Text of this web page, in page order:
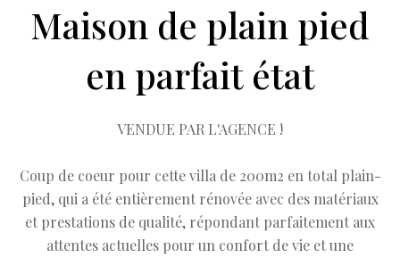
Maison de plain pied
en parfait état
VENDUE PAR L'AGENCE !
Coup de coeur pour cette villa de 200m2 en total plain-
pied, qui a été entièrement rénovée avec des matériaux
et prestations de qualité, répondant parfaitement aux
attentes actuelles pour un confort de vie et une